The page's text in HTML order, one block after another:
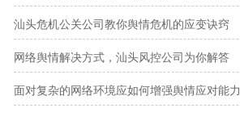
汕头危机公关公司教你舆情危机的应变诀窍
网络舆情解决方式，汕头风控公司为你解答
面对复杂的网络环境应如何增强舆情应对能力